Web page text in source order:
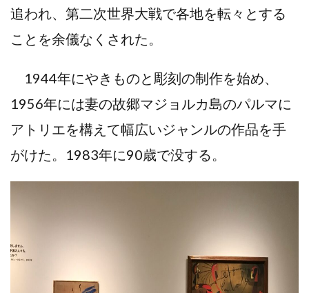
追われ、第⼆次世界⼤戦で各地を転々とする
ことを余儀なくされた。
1944年にやきものと彫刻の制作を始め、
1956年には妻の故郷マジョルカ島のパルマに
アトリエを構えて幅広いジャンルの作品を⼿
がけた。1983年に90歳で没する。